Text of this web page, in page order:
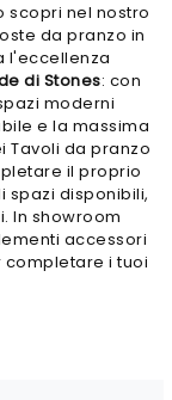
scopri nel nostro
da pranzo in
l'eccellenza
di Stones: con
moderni
e la massima
Tavoli da pranzo
il proprio
spazi disponibili,
In showroom
accessori
i tuoi